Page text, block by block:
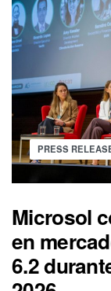
PRESS
Microsol
en
6.2